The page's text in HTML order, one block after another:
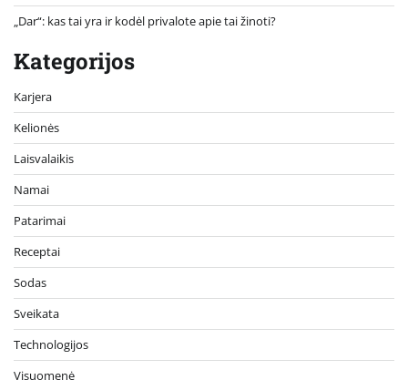
„Dar“: kas tai yra ir kodėl privalote apie tai žinoti?
Kategorijos
Karjera
Kelionės
Laisvalaikis
Namai
Patarimai
Receptai
Sodas
Sveikata
Technologijos
Visuomenė